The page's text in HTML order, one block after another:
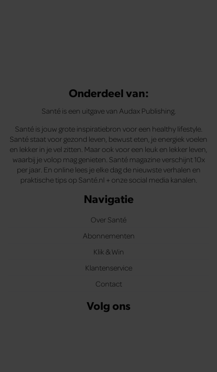
Onderdeel van:
Santé is een uitgave van Audax Publishing.
Santé is jouw grote inspiratiebron voor een healthy lifestyle.
Santé staat voor gezond leven, bewust eten, je energiek voelen
en lekker in je vel zitten. Maar ook voor een leuk en lekker leven,
waarbij je volop mag genieten. Santé magazine verschijnt 10x
per jaar. En online lees je elke dag de nieuwste verhalen en
praktische tips op Santé.nl + onze social media kanalen.
Navigatie
Over Santé
Abonnementen
Klik & Win
Klantenservice
Contact
Volg ons